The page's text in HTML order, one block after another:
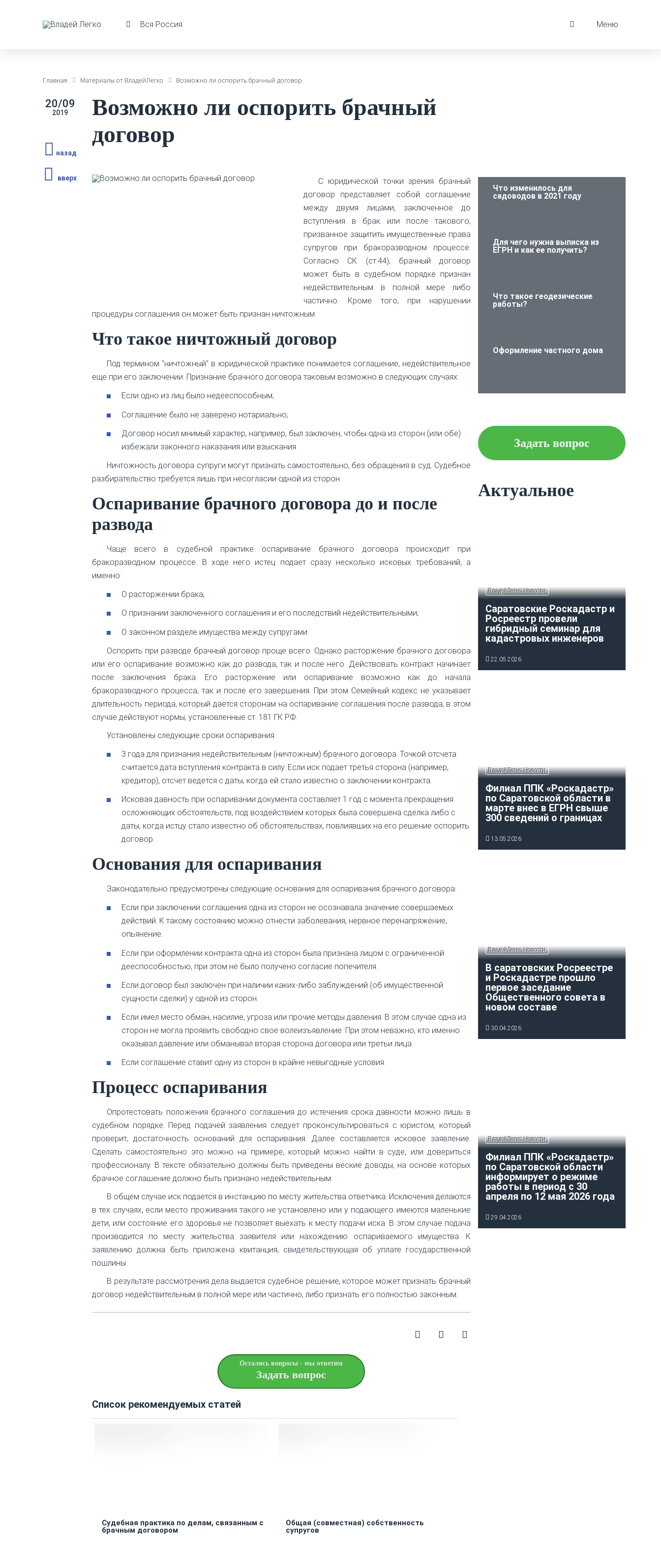
Вся Россия Меню
Главная Материалы от ВладейЛегко Возможно ли оспорить брачный договор
20/09
2019
назад
вверх
Возможно ли оспорить брачный
договор
С юридической точки зрения брачный
договор представляет собой соглашение
между двумя лицами, заключенное до
вступления в брак или после такового,
призванное защитить имущественные права
супругов при бракоразводном процессе.
Согласно СК (ст.44), брачный договор
может быть в судебном порядке признан
недействительным в полной мере либо
частично. Кроме того, при нарушении
процедуры соглашения он может быть признан ничтожным.
Что такое ничтожный договор
Под термином "ничтожный" в юридической практике понимается соглашение, недействительное
еще при его заключении. Признание брачного договора таковым возможно в следующих случаях:
Если одно из лиц было недееспособным;
Соглашение было не заверено нотариально;
Договор носил мнимый характер, например, был заключен, чтобы одна из сторон (или обе)
избежали законного наказания или взыскания.
Ничтожность договора супруги могут признать самостоятельно, без обращения в суд. Судебное
разбирательство требуется лишь при несогласии одной из сторон.
Оспаривание брачного договора до и после
развода
Чаще всего в судебной практике оспаривание брачного договора происходит при
бракоразводном процессе. В ходе него истец подает сразу несколько исковых требований, а
именно:
О расторжении брака;
О признании заключенного соглашения и его последствий недействительными;
О законном разделе имущества между супругами.
Оспорить при разводе брачный договор проще всего. Однако расторжение брачного договора
или его оспаривание возможно как до развода, так и после него. Действовать контракт начинает
после заключения брака. Его расторжение или оспаривание возможно как до начала
бракоразводного процесса, так и после его завершения. При этом Семейный кодекс не указывает
длительность периода, который дается сторонам на оспаривание соглашения после развода, в этом
случае действуют нормы, установленные ст. 181 ГК РФ.
Установлены следующие сроки оспаривания:
3 года для признания недействительным (ничтожным) брачного договора. Точкой отсчета
считается дата вступления контракта в силу. Если иск подает третья сторона (например,
кредитор), отсчет ведется с даты, когда ей стало известно о заключении контракта.
Исковая давность при оспаривании документа составляет 1 год с момента прекращения
осложняющих обстоятельств, под воздействием которых была совершена сделка либо с
даты, когда истцу стало известно об обстоятельствах, повлиявших на его решение оспорить
договор.
Основания для оспаривания
Законодательно предусмотрены следующие основания для оспаривания брачного договора:
Если при заключении соглашения одна из сторон не осознавала значение совершаемых
действий. К такому состоянию можно отнести заболевания, нервное перенапряжение,
опьянение.
Если при оформлении контракта одна из сторон была признана лицом с ограниченной
дееспособностью, при этом не было получено согласие попечителя.
Если договор был заключен при наличии каких-либо заблуждений (об имущественной
сущности сделки) у одной из сторон.
Если имел место обман, насилие, угроза или прочие методы давления. В этом случае одна из
сторон не могла проявить свободно свое волеизъявление. При этом неважно, кто именно
оказывал давление или обманывал вторая сторона договора или третьи лица.
Если соглашение ставит одну из сторон в крайне невыгодные условия.
Процесс оспаривания
Опротестовать положения брачного соглашения до истечения срока давности можно лишь в
судебном порядке. Перед подачей заявления следует проконсультироваться с юристом, который
проверит, достаточность оснований для оспаривания. Далее составляется исковое заявление.
Сделать самостоятельно это можно на примере, который можно найти в суде, или довериться
профессионалу. В тексте обязательно должны быть приведены веские доводы, на основе которых
брачное соглашение должно быть признано недействительным.
В общем случае иск подается в инстанцию по месту жительства ответчика. Исключения делаются
в тех случаях, если место проживания такого не установлено или у подающего имеются маленькие
дети, или состояние его здоровья не позволяет выехать к месту подачи иска. В этом случае подача
производится по месту жительства заявителя или нахождению оспариваемого имущества. К
заявлению должна быть приложена квитанция, свидетельствующая об уплате государственной
пошлины.
В результате рассмотрения дела выдается судебное решение, которое может признать брачный
договор недействительным в полной мере или частично, либо признать его полностью законным.
Остались вопросы - мы ответим
Задать вопрос
Список рекомендуемых статей
Судебная практика по делам, связанным с
брачным договором
Общая (совместная) собственность
супругов
Что изменилось для
садоводов в 2021 году
Для чего нужна выписка из
ЕГРН и как ее получить?
Что такое геодезические
работы?
Оформление частного дома
Что следует знать об
Задать вопрос
Актуальное
ВладейЛегко Новости
Саратовские Роскадастр и
Росреестр провели
гибридный семинар для
кадастровых инженеров
22.05.2026
ВладейЛегко Новости
Филиал ППК «Роскадастр»
по Саратовской области в
марте внес в ЕГРН свыше
300 сведений о границах
13.05.2026
ВладейЛегко Новости
В саратовских Росреестре
и Роскадастре прошло
первое заседание
Общественного совета в
новом составе
30.04.2026
ВладейЛегко Новости
Филиал ППК «Роскадастр»
по Саратовской области
информирует о режиме
работы в период с 30
апреля по 12 мая 2026 года
29.04.2026